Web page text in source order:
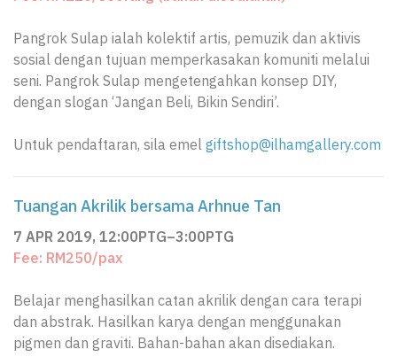
Pangrok Sulap ialah kolektif artis, pemuzik dan aktivis
sosial dengan tujuan memperkasakan komuniti melalui
seni. Pangrok Sulap mengetengahkan konsep DIY,
dengan slogan ‘Jangan Beli, Bikin Sendiri’.
Untuk pendaftaran, sila emel giftshop@ilhamgallery.com
Tuangan Akrilik bersama Arhnue Tan
7 APR 2019, 12:00PTG–3:00PTG
Fee: RM250/pax
Belajar menghasilkan catan akrilik dengan cara terapi
dan abstrak. Hasilkan karya dengan menggunakan
pigmen dan graviti. Bahan-bahan akan disediakan.